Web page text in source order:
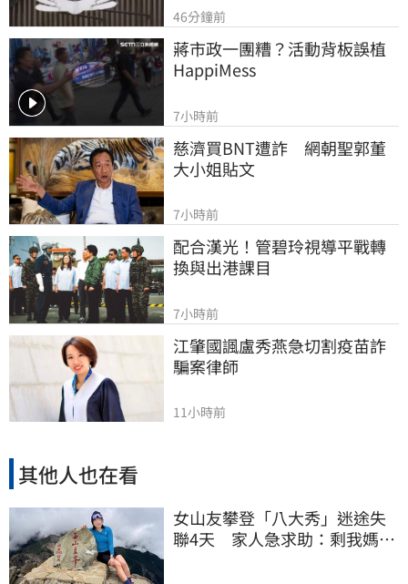
46分鐘前
蔣市政一團糟？活動背板誤植
HappiMess
7小時前
慈濟買BNT遭詐　網朝聖郭董
大小姐貼文
7小時前
配合漢光！管碧玲視導平戰轉
換與出港課目
7小時前
江肇國諷盧秀燕急切割疫苗詐
騙案律師
11小時前
其他人也在看
女山友攀登「八大秀」迷途失
聯4天 家人急求助：剩我媽還